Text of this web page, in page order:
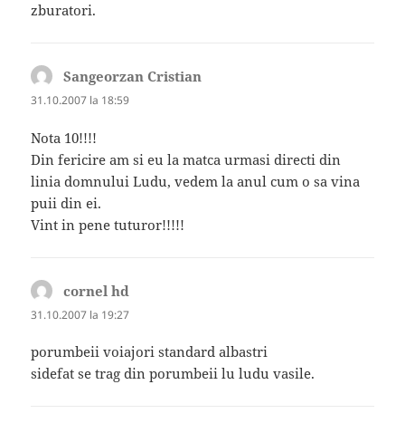
zburatori.
Sangeorzan Cristian
31.10.2007 la 18:59
Nota 10!!!!
Din fericire am si eu la matca urmasi directi din
linia domnului Ludu, vedem la anul cum o sa vina
puii din ei.
Vint in pene tuturor!!!!!
cornel hd
31.10.2007 la 19:27
porumbeii voiajori standard albastri
sidefat se trag din porumbeii lu ludu vasile.